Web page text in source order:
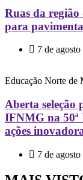
Ruas da
para
7 de
Educação Norte de
Aberta seleção
IFNMG na 50ª
ações
7 de